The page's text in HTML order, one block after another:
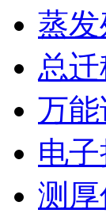
蒸
总
万
电
测厚